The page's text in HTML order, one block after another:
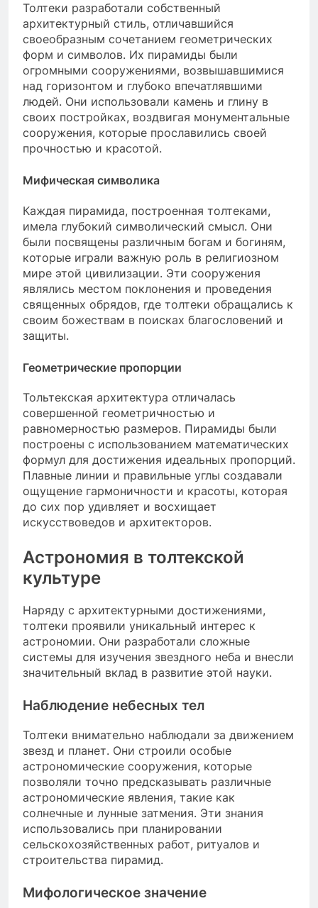
Толтеки разработали собственный
архитектурный стиль, отличавшийся
своеобразным сочетанием геометрических
форм и символов. Их пирамиды были
огромными сооружениями, возвышавшимися
над горизонтом и глубоко впечатлявшими
людей. Они использовали камень и глину в
своих постройках, воздвигая монументальные
сооружения, которые прославились своей
прочностью и красотой.
Мифическая символика
Каждая пирамида, построенная толтеками,
имела глубокий символический смысл. Они
были посвящены различным богам и богиням,
которые играли важную роль в религиозном
мире этой цивилизации. Эти сооружения
являлись местом поклонения и проведения
священных обрядов, где толтеки обращались к
своим божествам в поисках благословений и
защиты.
Геометрические пропорции
Тольтекская архитектура отличалась
совершенной геометричностью и
равномерностью размеров. Пирамиды были
построены с использованием математических
формул для достижения идеальных пропорций.
Плавные линии и правильные углы создавали
ощущение гармоничности и красоты, которая
до сих пор удивляет и восхищает
искусствоведов и архитекторов.
Астрономия в толтекской
культуре
Наряду с архитектурными достижениями,
толтеки проявили уникальный интерес к
астрономии. Они разработали сложные
системы для изучения звездного неба и внесли
значительный вклад в развитие этой науки.
Наблюдение небесных тел
Толтеки внимательно наблюдали за движением
звезд и планет. Они строили особые
астрономические сооружения, которые
позволяли точно предсказывать различные
астрономические явления, такие как
солнечные и лунные затмения. Эти знания
использовались при планировании
сельскохозяйственных работ, ритуалов и
строительства пирамид.
Мифологическое значение